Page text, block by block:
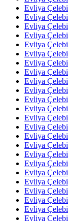
Evliya
Evliya
Evliya
Evliya
Evliya
Evliya
Evliya
Evliya
Evliya
Evliya
Evliya
Evliya
Evliya
Evliya
Evliya
Evliya
Evliya
Evliya
Evliya
Evliya
Evliya
Evliya
Evliya
Evliya Çelebi